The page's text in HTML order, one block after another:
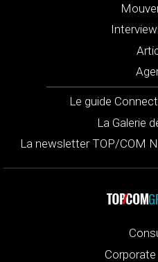
Le guide
La Galerie
La newsletter TOP/COM